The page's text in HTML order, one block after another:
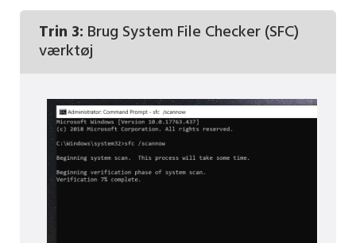
Trin 3: Brug System File Checker (SFC)
værktøj